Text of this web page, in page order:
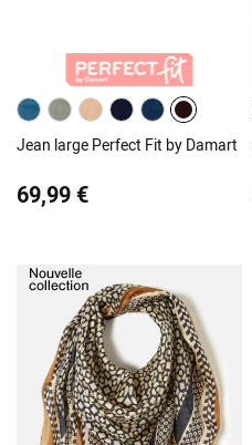
Jean large Perfect Fit by Damart
69,99 €